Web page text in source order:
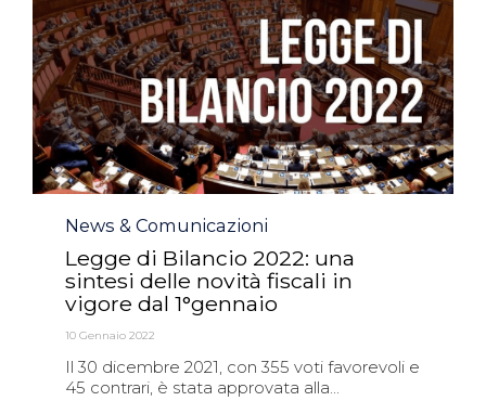
Category
News & Comunicazioni
Legge di Bilancio 2022: una
sintesi delle novità fiscali in
vigore dal 1°gennaio
10 Gennaio 2022
Il 30 dicembre 2021, con 355 voti favorevoli e
45 contrari, è stata approvata alla...